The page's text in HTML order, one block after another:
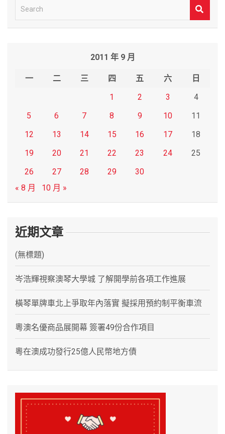
e
2011 年 9 月
一 二 三 四 五 六
日
1
2 3
4
5
6 7 8 9 10
11
12
13 14 15 16 17
18
19
20 21 22 23 24
25
26
27 28 29
30
« 8 月
10 月 »
近期文章
(無標題)
岑浩輝視察澳琴大學城 了解開學前各項工作進展
橫琴單牌車北上爭取年內落實 擬採用預約制平衡車流
粵澳名優商品展開幕 簽署49份合作項目
粵在澳成功發行25億人民幣地方債